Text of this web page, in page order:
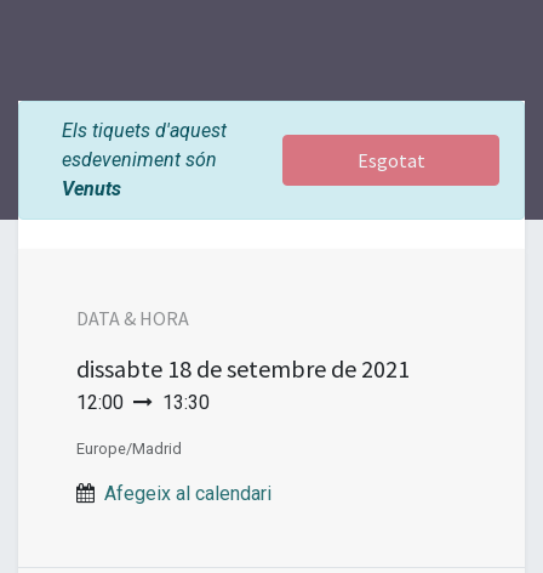
Els tiquets d'aquest
esdeveniment són
Venuts
Esgotat
DATA & HORA
dissabte 18 de setembre de 2021
12:00 13:30
Europe/Madrid
Afegeix al calendari